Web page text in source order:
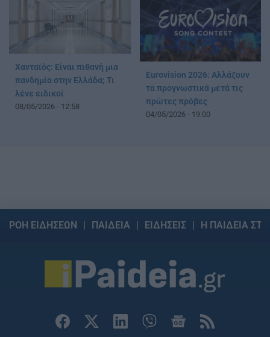
Χανταϊός: Είναι πιθανή μια
πανδημία στην Ελλάδα; Τι
λένε ειδικοί
08/05/2026 - 12:58
Eurovision 2026: Αλλάζουν
τα προγνωστικά μετά τις
πρώτες πρόβες
04/05/2026 - 19:00
ΡΟΗ ΕΙΔΗΣΕΩΝ ΠΑΙΔΕΙΑ ΕΙΔΗΣΕΙΣ Η ΠΑΙΔΕΙΑ